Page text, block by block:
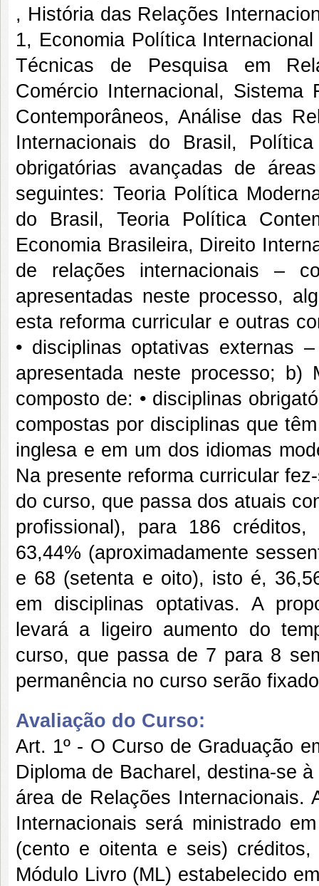
, História das Relações
1, Economia Política
Técnicas de Pesquisa em
Comércio Internacional, Sistema
Contemporâneos, Análise das
Internacionais do Brasil,
obrigatórias avançadas de
seguintes: Teoria Política
do Brasil, Teoria Política
Economia Brasileira, Direito
de relações internacionais –
apresentadas neste processo,
esta reforma curricular e outras
• disciplinas optativas externas
apresentada neste processo; b)
composto de: • disciplinas
compostas por disciplinas que
inglesa e em um dos idiomas
Na presente reforma curricular
do curso, que passa dos atuais
profissional), para 186
63,44% (aproximadamente
e 68 (setenta e oito), isto é,
em disciplinas optativas. A
levará a ligeiro aumento do
curso, que passa de 7 para 8
permanência no curso serão
Avaliação do Curso:
Art. 1º - O Curso de Graduação
Diploma de Bacharel, destina-se
área de Relações Internacionais.
Internacionais será ministrado
(cento e oitenta e seis)
Módulo Livro (ML) estabelecido